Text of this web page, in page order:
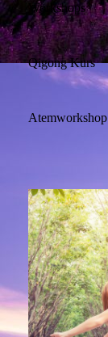
Workshops
Qigong Kurs
Atemworkshop